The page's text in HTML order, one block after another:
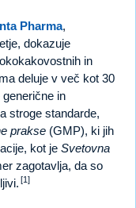
Pharma,
dokazuje
in
deluje v več kot 30
in
stroge standarde,
prakse (GMP), ki jih
kot je Svetovna
zagotavlja, da so
[1]